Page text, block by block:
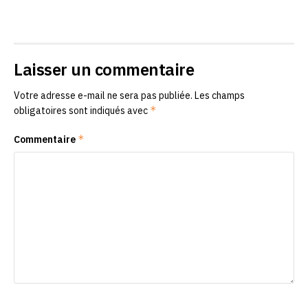
Laisser un commentaire
Votre adresse e-mail ne sera pas publiée. Les champs
obligatoires sont indiqués avec *
Commentaire *